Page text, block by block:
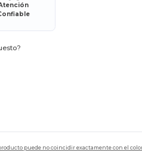
puede no coincidir exactamente con el